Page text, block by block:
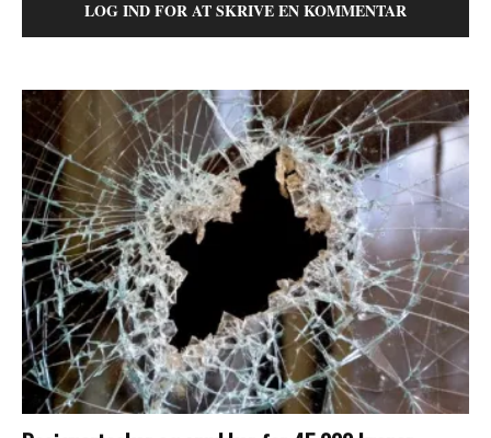
LOG IND FOR AT SKRIVE EN KOMMENTAR